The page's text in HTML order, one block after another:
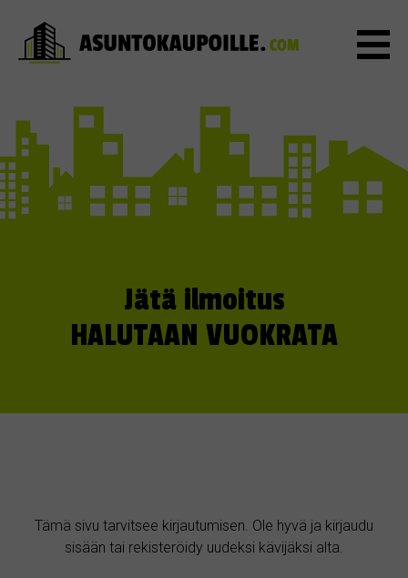
Jätä ilmoitus
HALUTAAN VUOKRATA
Tämä sivu tarvitsee kirjautumisen. Ole hyvä ja kirjaudu
sisään tai rekisteröidy uudeksi kävijäksi alta.